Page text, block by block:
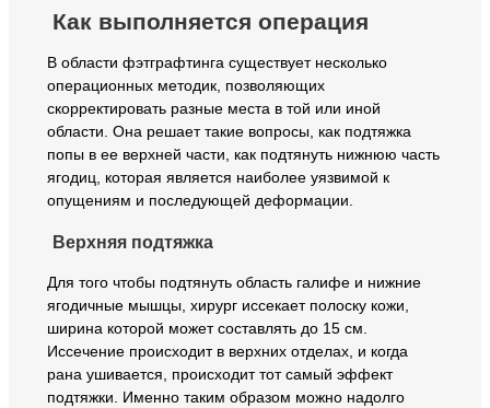
Как выполняется операция
В области фэтграфтинга существует несколько
операционных методик, позволяющих
скорректировать разные места в той или иной
области. Она решает такие вопросы, как подтяжка
попы в ее верхней части, как подтянуть нижнюю часть
ягодиц, которая является наиболее уязвимой к
опущениям и последующей деформации.
Верхняя подтяжка
Для того чтобы подтянуть область галифе и нижние
ягодичные мышцы, хирург иссекает полоску кожи,
ширина которой может составлять до 15 см.
Иссечение происходит в верхних отделах, и когда
рана ушивается, происходит тот самый эффект
подтяжки. Именно таким образом можно надолго